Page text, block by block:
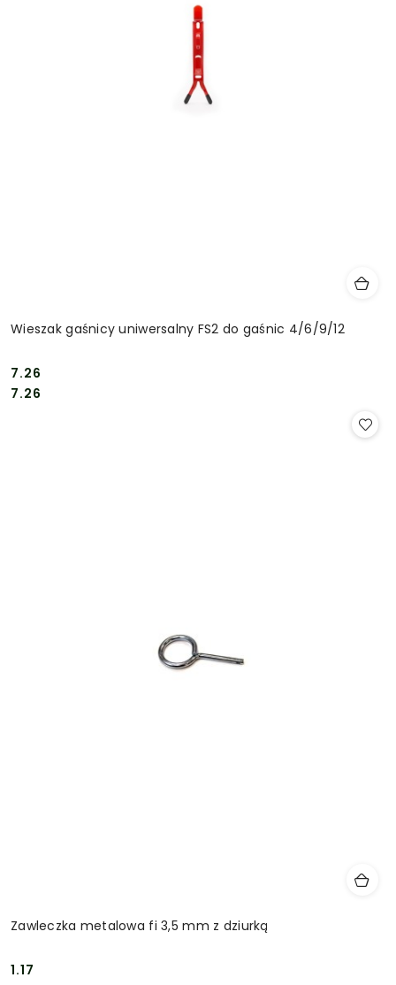
Wieszak gaśnicy uniwersalny FS2 do gaśnic 4/6/9/12
Cena:
7.26
Cena:
7.26
Zawleczka metalowa fi 3,5 mm z dziurką
1.17